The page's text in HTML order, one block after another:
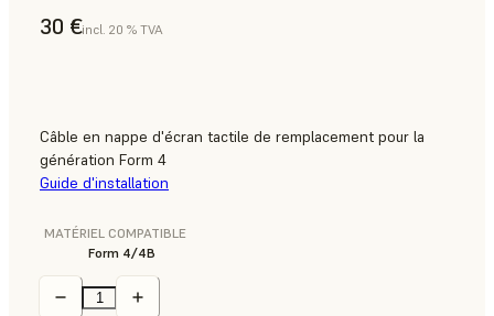
30 €incl. 20 % TVA
Câble en nappe d'écran tactile de remplacement pour la
génération Form 4
Guide d'installation
MATÉRIEL COMPATIBLE
Form 4/4B